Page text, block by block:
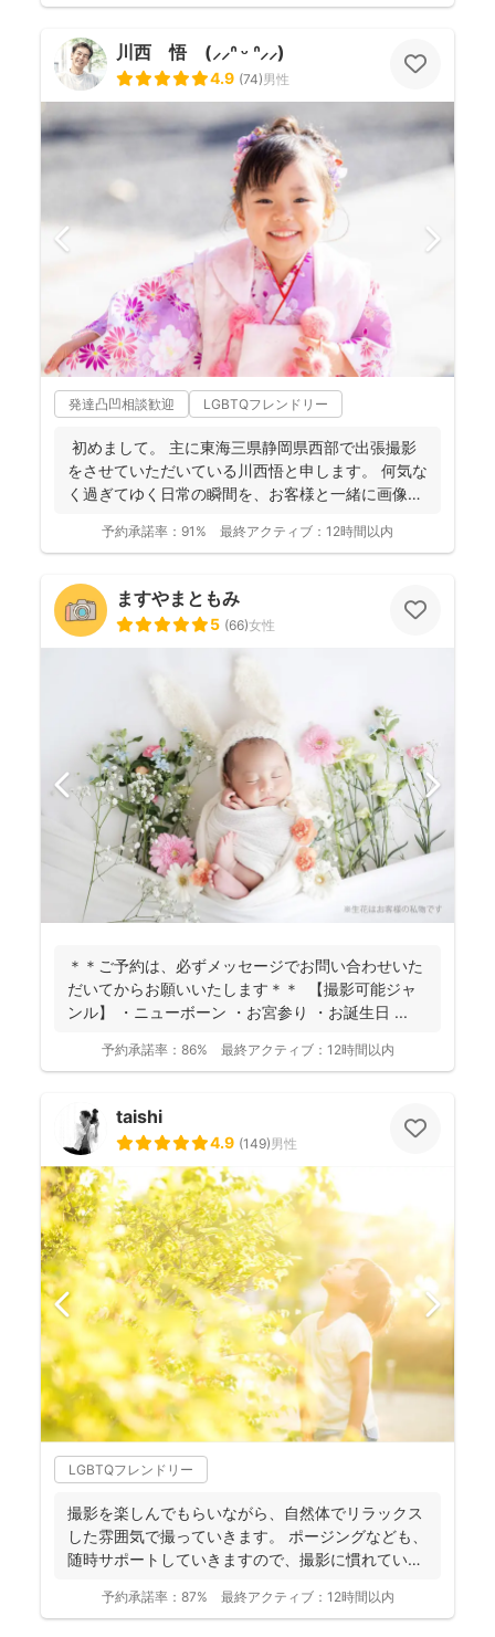
川西 悟 (⸝⸝ᐢ ᵕ ᐢ⸝⸝)
4.9 (74)男性
発達凸凹相談歓迎 LGBTQフレンドリー
初めまして。 主に東海三県静岡県西部で出張撮影
をさせていただいている川西悟と申します。 何気な
く過ぎてゆく日常の瞬間を、お客様と一緒に画像と
予約承諾率： 91% 最終アクティブ： 12時間以内
ますやまともみ
5 (66)女性
＊＊ご予約は、必ずメッセージでお問い合わせいた
だいてからお願いいたします＊＊ 【撮影可能ジャ
ンル】 ・ニューボーン ・お宮参り ・お誕生日 ...
予約承諾率： 86% 最終アクティブ： 12時間以内
taishi
4.9 (149)男性
LGBTQフレンドリー
撮影を楽しんでもらいながら、自然体でリラックス
した雰囲気で撮っていきます。 ポージングなども、
随時サポートしていきますので、撮影に慣れていな
予約承諾率： 87% 最終アクティブ： 12時間以内